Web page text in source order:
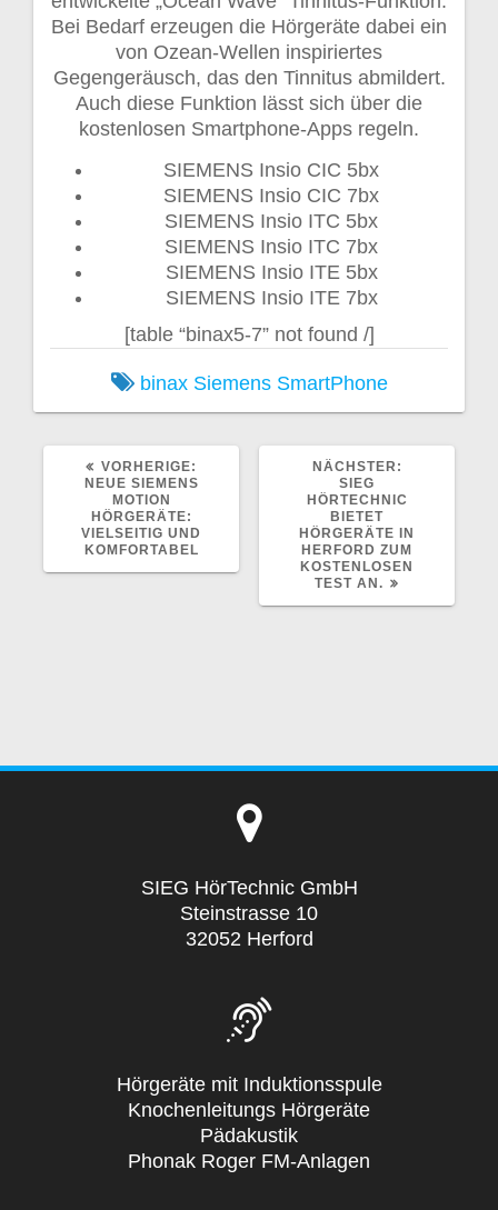
Bei Bedarf erzeugen die Hörgeräte dabei ein
von Ozean-Wellen inspiriertes
Gegengeräusch, das den Tinnitus abmildert.
Auch diese Funktion lässt sich über die
kostenlosen Smartphone-Apps regeln.
SIEMENS Insio CIC 5bx
SIEMENS Insio CIC 7bx
SIEMENS Insio ITC 5bx
SIEMENS Insio ITC 7bx
SIEMENS Insio ITE 5bx
SIEMENS Insio ITE 7bx
[table “binax5-7” not found /]
binax Siemens SmartPhone
VORHERIGE:
BEITRAG:
NEUE SIEMENS
MOTION
HÖRGERÄTE:
VIELSEITIG UND
KOMFORTABEL
NÄCHSTER:
SIEG
HÖRTECHNIC
BIETET
HÖRGERÄTE IN
HERFORD ZUM
KOSTENLOSEN
TEST AN.
SIEG HörTechnic GmbH
Steinstrasse 10
32052 Herford
Hörgeräte mit Induktionsspule
Knochenleitungs Hörgeräte
Pädakustik
Phonak Roger FM-Anlagen